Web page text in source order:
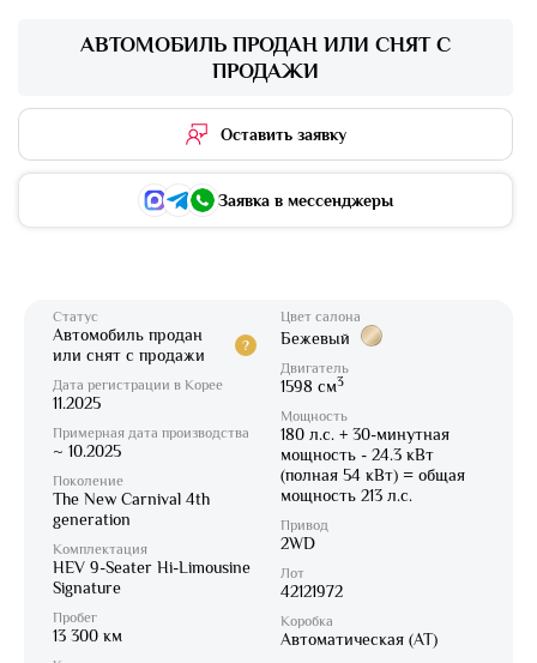
АВТОМОБИЛЬ ПРОДАН ИЛИ СНЯТ С
ПРОДАЖИ
Оставить заявку
Заявка в мессенджеры
Статус
Автомобиль продан
или снят с продажи
?
Дата регистрации в Корее
11.2025
Примерная дата производства
~ 10.2025
Поколение
The New Carnival 4th
generation
Комплектация
HEV 9-Seater Hi-Limousine
Signature
Пробег
13 300 км
Цвет салона
Бежевый
Двигатель
1598 см3
Мощность
180 л.с. + 30-минутная
мощность - 24.3 кВт
(полная 54 кВт) = общая
мощность 213 л.с.
Привод
2WD
Лот
42121972
Коробка
Автоматическая (AT)